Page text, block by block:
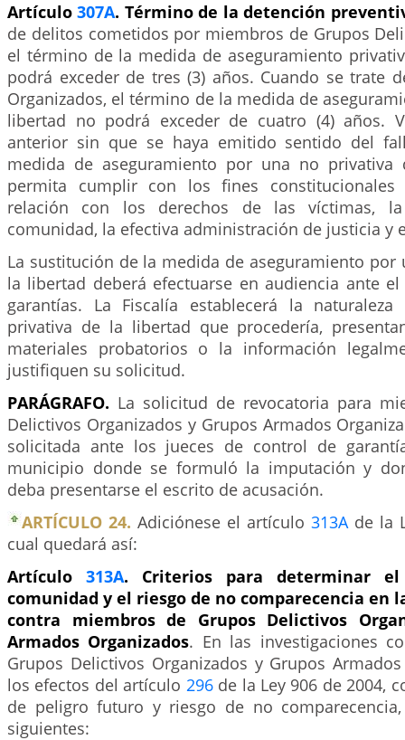
Artículo307A. Término de la detención
de delitos cometidos por miembros de Grupos
el término de la medida de aseguramiento
podrá exceder de tres (3) años. Cuando se trate
Organizados, el término de la medida de
libertad no podrá exceder de cuatro (4) años.
anterior sin que se haya emitido sentido del
medida de aseguramiento por una no
permita cumplir con los fines
relación con los derechos de las víctimas,
comunidad, la efectiva administración de justicia y
La sustitución de la medida de aseguramiento por
la libertad deberá efectuarse en audiencia ante
garantías. La Fiscalía establecerá la
privativa de la libertad que procedería,
materiales probatorios o la información
justifiquen su solicitud.
PARÁGRAFO. La solicitud de revocatoria para
Delictivos Organizados y Grupos Armados
solicitada ante los jueces de control de
municipio donde se formuló la imputación y
deba presentarse el escrito de acusación.
ARTÍCULO 24. Adiciónese el artículo 313Ade la
cual quedará así:
Artículo 313A. Criterios para determinar
comunidad y el riesgo de no comparecencia en
contra miembros de Grupos Delictivos
Armados Organizados. En las investigaciones
Grupos Delictivos Organizados y Grupos
los efectos del artículo 296de la Ley 906 de 2004,
de peligro futuro y riesgo de no
siguientes: